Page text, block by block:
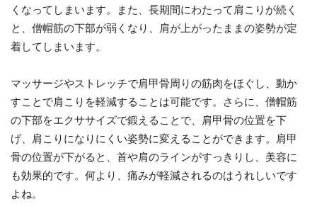
くなってしまいます。また、長期間にわたって肩こりが続く
と、僧帽筋の下部が弱くなり、肩が上がったままの姿勢が定
着してしまいます。
マッサージやストレッチで肩甲骨周りの筋肉をほぐし、動か
すことで肩こりを軽減することは可能です。さらに、僧帽筋
の下部をエクササイズで鍛えることで、肩甲骨の位置を下
げ、肩こりになりにくい姿勢に変えることができます。肩甲
骨の位置が下がると、首や肩のラインがすっきりし、美容に
も効果的です。何より、痛みが軽減されるのはうれしいです
よね。